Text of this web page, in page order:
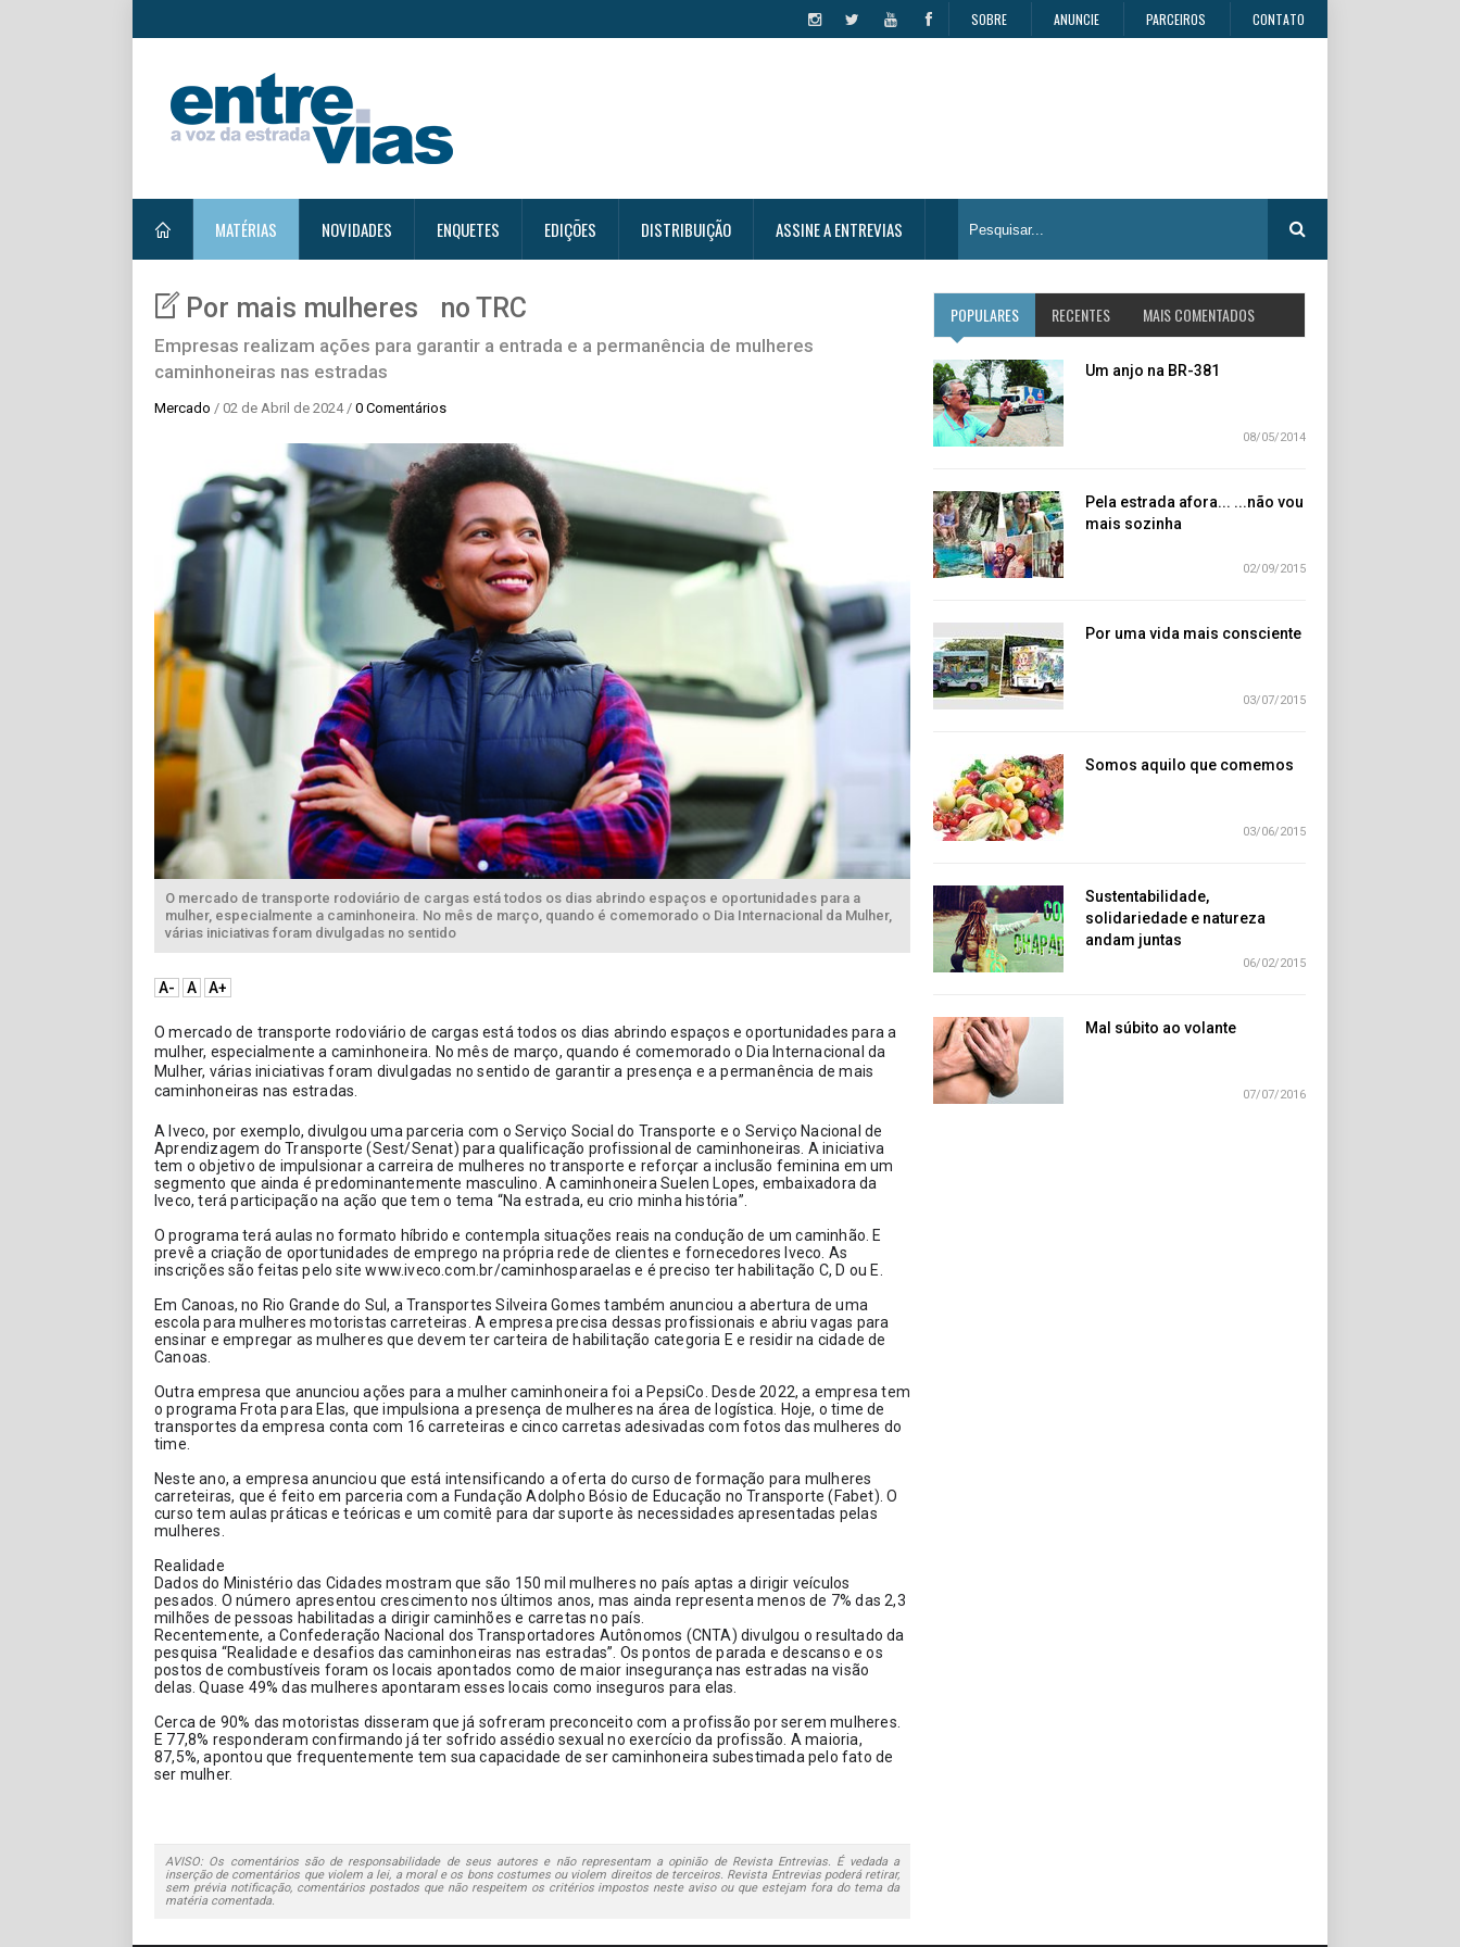
SOBRE ANUNCIE PARCEIROS CONTATO
MATÉRIAS NOVIDADES ENQUETES EDIÇÕES DISTRIBUIÇÃO ASSINE A ENTREVIAS
Por mais mulheres no TRC
Empresas realizam ações para garantir a entrada e a permanência de mulheres
caminhoneiras nas estradas
Mercado / 02 de Abril de 2024 / 0 Comentários
O mercado de transporte rodoviário de cargas está todos os dias abrindo espaços e oportunidades para a
mulher, especialmente a caminhoneira. No mês de março, quando é comemorado o Dia Internacional da Mulher,
várias iniciativas foram divulgadas no sentido
A- A A+
O mercado de transporte rodoviário de cargas está todos os dias abrindo espaços e oportunidades para a
mulher, especialmente a caminhoneira. No mês de março, quando é comemorado o Dia Internacional da
Mulher, várias iniciativas foram divulgadas no sentido de garantir a presença e a permanência de mais
caminhoneiras nas estradas.
A Iveco, por exemplo, divulgou uma parceria com o Serviço Social do Transporte e o Serviço Nacional de
Aprendizagem do Transporte (Sest/Senat) para qualificação profissional de caminhoneiras. A iniciativa
tem o objetivo de impulsionar a carreira de mulheres no transporte e reforçar a inclusão feminina em um
segmento que ainda é predominantemente masculino. A caminhoneira Suelen Lopes, embaixadora da
Iveco, terá participação na ação que tem o tema “Na estrada, eu crio minha história”.
O programa terá aulas no formato híbrido e contempla situações reais na condução de um caminhão. E
prevê a criação de oportunidades de emprego na própria rede de clientes e fornecedores Iveco. As
inscrições são feitas pelo site www.iveco.com.br/caminhosparaelas e é preciso ter habilitação C, D ou E.
Em Canoas, no Rio Grande do Sul, a Transportes Silveira Gomes também anunciou a abertura de uma
escola para mulheres motoristas carreteiras. A empresa precisa dessas profissionais e abriu vagas para
ensinar e empregar as mulheres que devem ter carteira de habilitação categoria E e residir na cidade de
Canoas.
Outra empresa que anunciou ações para a mulher caminhoneira foi a PepsiCo. Desde 2022, a empresa tem
o programa Frota para Elas, que impulsiona a presença de mulheres na área de logística. Hoje, o time de
transportes da empresa conta com 16 carreteiras e cinco carretas adesivadas com fotos das mulheres do
time.
Neste ano, a empresa anunciou que está intensificando a oferta do curso de formação para mulheres
carreteiras, que é feito em parceria com a Fundação Adolpho Bósio de Educação no Transporte (Fabet). O
curso tem aulas práticas e teóricas e um comitê para dar suporte às necessidades apresentadas pelas
mulheres.
Realidade
Dados do Ministério das Cidades mostram que são 150 mil mulheres no país aptas a dirigir veículos
pesados. O número apresentou crescimento nos últimos anos, mas ainda representa menos de 7% das 2,3
milhões de pessoas habilitadas a dirigir caminhões e carretas no país.
Recentemente, a Confederação Nacional dos Transportadores Autônomos (CNTA) divulgou o resultado da
pesquisa “Realidade e desafios das caminhoneiras nas estradas”. Os pontos de parada e descanso e os
postos de combustíveis foram os locais apontados como de maior insegurança nas estradas na visão
delas. Quase 49% das mulheres apontaram esses locais como inseguros para elas.
Cerca de 90% das motoristas disseram que já sofreram preconceito com a profissão por serem mulheres.
E 77,8% responderam confirmando já ter sofrido assédio sexual no exercício da profissão. A maioria,
87,5%, apontou que frequentemente tem sua capacidade de ser caminhoneira subestimada pelo fato de
ser mulher.
AVISO: Os comentários são de responsabilidade de seus autores e não representam a opinião de Revista Entrevias. É vedada a
inserção de comentários que violem a lei, a moral e os bons costumes ou violem direitos de terceiros. Revista Entrevias poderá retirar,
sem prévia notificação, comentários postados que não respeitem os critérios impostos neste aviso ou que estejam fora do tema da
matéria comentada.
POPULARES RECENTES MAIS COMENTADOS
Um anjo na BR-381
08/05/2014
Pela estrada afora... ...não vou
mais sozinha
02/09/2015
Por uma vida mais consciente
03/07/2015
Somos aquilo que comemos
03/06/2015
Sustentabilidade,
solidariedade e natureza
andam juntas
06/02/2015
Mal súbito ao volante
07/07/2016